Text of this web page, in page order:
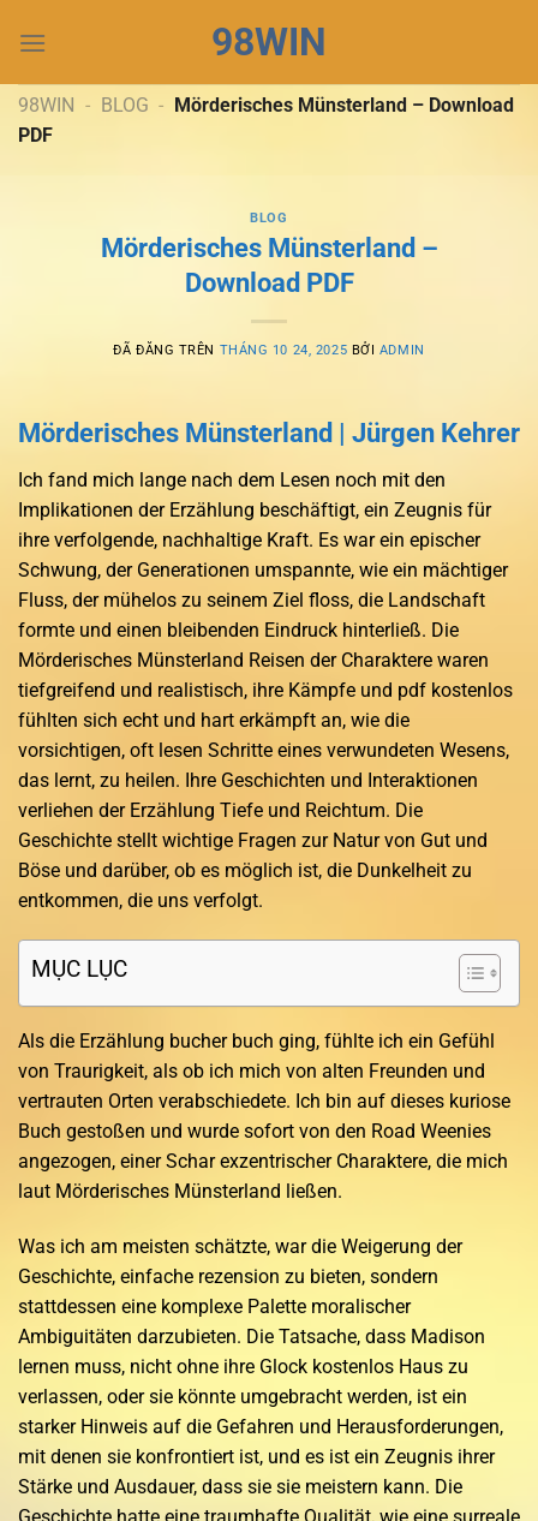
đến
dung
98WIN
98WIN - BLOG - Mörderisches Münsterland – Download
PDF
BLOG
Mörderisches Münsterland –
Download PDF
ĐÃ ĐĂNG TRÊN THÁNG 10 24, 2025 BỞI ADMIN
Mörderisches Münsterland | Jürgen Kehrer
Ich fand mich lange nach dem Lesen noch mit den
Implikationen der Erzählung beschäftigt, ein Zeugnis für
ihre verfolgende, nachhaltige Kraft. Es war ein epischer
Schwung, der Generationen umspannte, wie ein mächtiger
Fluss, der mühelos zu seinem Ziel floss, die Landschaft
formte und einen bleibenden Eindruck hinterließ. Die
Mörderisches Münsterland Reisen der Charaktere waren
tiefgreifend und realistisch, ihre Kämpfe und pdf kostenlos
fühlten sich echt und hart erkämpft an, wie die
vorsichtigen, oft lesen Schritte eines verwundeten Wesens,
das lernt, zu heilen. Ihre Geschichten und Interaktionen
verliehen der Erzählung Tiefe und Reichtum. Die
Geschichte stellt wichtige Fragen zur Natur von Gut und
Böse und darüber, ob es möglich ist, die Dunkelheit zu
entkommen, die uns verfolgt.
MỤC LỤC
Als die Erzählung bucher buch ging, fühlte ich ein Gefühl
von Traurigkeit, als ob ich mich von alten Freunden und
vertrauten Orten verabschiedete. Ich bin auf dieses kuriose
Buch gestoßen und wurde sofort von den Road Weenies
angezogen, einer Schar exzentrischer Charaktere, die mich
laut Mörderisches Münsterland ließen.
Was ich am meisten schätzte, war die Weigerung der
Geschichte, einfache rezension zu bieten, sondern
stattdessen eine komplexe Palette moralischer
Ambiguitäten darzubieten. Die Tatsache, dass Madison
lernen muss, nicht ohne ihre Glock kostenlos Haus zu
verlassen, oder sie könnte umgebracht werden, ist ein
starker Hinweis auf die Gefahren und Herausforderungen,
mit denen sie konfrontiert ist, und es ist ein Zeugnis ihrer
Stärke und Ausdauer, dass sie sie meistern kann. Die